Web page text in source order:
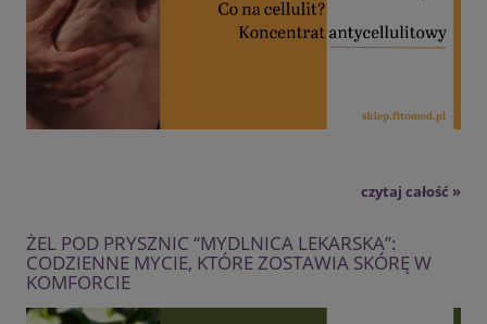
czytaj całość »
ŻEL POD PRYSZNIC “MYDLNICA LEKARSKA”:
CODZIENNE MYCIE, KTÓRE ZOSTAWIA SKÓRĘ W
KOMFORCIE